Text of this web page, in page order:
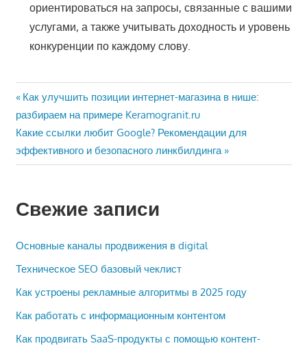
ориентироваться на запросы, связанные с вашими
услугами, а также учитывать доходность и уровень
конкуренции по каждому слову.
Навигация
по
записям
Предыдущая
запись:
Как улучшить позиции интернет-магазина в нише:
разбираем на примере Keramogranit.ru
Следующая
запись:
Какие ссылки любит Google? Рекомендации для
эффективного и безопасного линкбилдинга
Свежие записи
Основные каналы продвижения в digital
Техническое SEO базовый чеклист
Как устроены рекламные алгоритмы в 2025 году
Как работать с информационным контентом
Как продвигать SaaS-продукты с помощью контент-